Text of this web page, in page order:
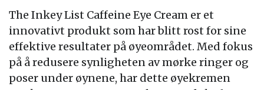
The Inkey List Caffeine Eye Cream er et
innovativt produkt som har blitt rost for sine
effektive resultater på øyeområdet. Med fokus
på å redusere synligheten av mørke ringer og
poser under øynene, har dette øyekremen